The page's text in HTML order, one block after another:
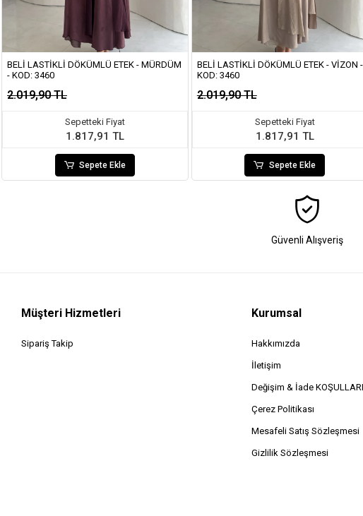
BELI LASTIKLI DÖKÜMLÜ ETEK - MÜRDÜM
- KOD: 3460
2.019,90 TL
Sepetteki Fiyat
1.817,91 TL
Sepete Ekle
BELI LASTIKLI DÖKÜMLÜ ETEK - VIZON -
KOD: 3460
2.019,90 TL
Sepetteki Fiyat
1.817,91 TL
Sepete Ekle
Güvenli Alışveriş
Müşteri Hizmetleri
Sipariş Takip
Kurumsal
Hakkımızda
İletişim
Değişim & İade KOŞULLARI
Çerez Politikası
Mesafeli Satış Sözleşmesi
Gizlilik Sözleşmesi